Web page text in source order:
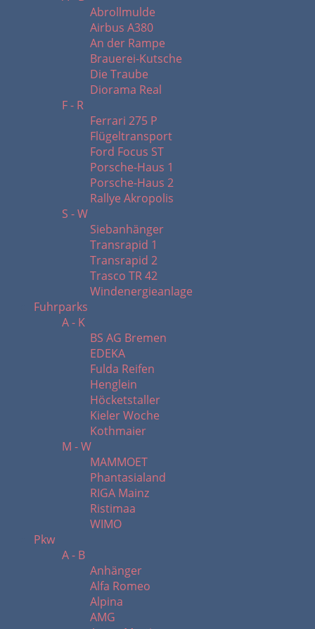
Abrollmulde
Airbus A380
An der Rampe
Brauerei-Kutsche
Die Traube
Diorama Real
F - R
Ferrari 275 P
Flügeltransport
Ford Focus ST
Porsche-Haus 1
Porsche-Haus 2
Rallye Akropolis
S - W
Siebanhänger
Transrapid 1
Transrapid 2
Trasco TR 42
Windenergieanlage
Fuhrparks
A - K
BS AG Bremen
EDEKA
Fulda Reifen
Henglein
Höcketstaller
Kieler Woche
Kothmaier
M - W
MAMMOET
Phantasialand
RIGA Mainz
Ristimaa
WIMO
Pkw
A - B
Anhänger
Alfa Romeo
Alpina
AMG